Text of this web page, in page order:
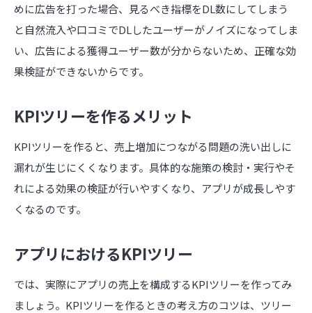
めに広告を打った場合、見るべき指標をDL数にしてしまう
と自然流入や口コミでDLしたユーザーがノイズになってしま
い、広告による獲得ユーザー数が分からないため、正確な効
果検証ができないからです。
KPIツリーを作るメリット
KPIツリーを作ると、売上増加につながる問題の洗い出しに
漏れが生じにくくなります。具体的な施策の検討・実行やそ
れによる効果の検証が行いやすくなり、アプリが成長しやす
くなるのです。
アプリにおけるKPIツリー
では、実際にアプリの売上を構成するKPIツリーを作ってみ
ましょう。KPIツリーを作るときの考え方のコツは、ツリー